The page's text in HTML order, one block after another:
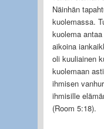
Näinhän
kuolemassa.
kuolema
aikoina
oli kuuliainen
kuolemaan
ihmisen
ihmisille
(Room 5:18).